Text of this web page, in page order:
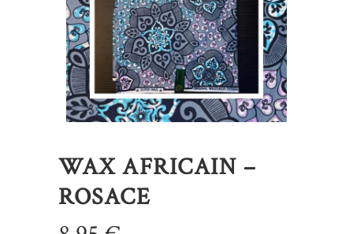
WAX AFRICAIN –
ROSACE